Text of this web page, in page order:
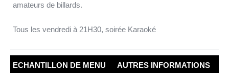
amateurs de billards.
Tous les vendredi à 21H30, soirée Karaoké
ECHANTILLON DE MENU AUTRES INFORMATIONS